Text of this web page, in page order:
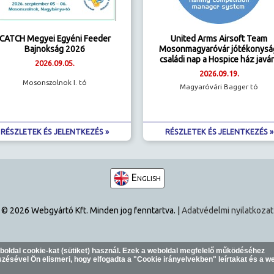
cookie-kat (sütiket) használ. Ezek a weboldal megfelelő működéséhez
Ön elismeri, hogy elfogadta a "Cookie irányelvekben" leírtakat és a
Megyei Egyéni Feeder
Bajnokság 2026
2026.09.05.
Mosonszolnok I. tó
RÉSZLETEK ÉS JELENTKEZÉS »
United Arms Airsoft Team
Mosonmagyaróvár
családi nap a Hospice ház
2026.09.19.
Magyaróvári Bagger tó
RÉSZLETEK ÉS JELENTKEZÉS »
English
© 2026 Webgyártó Kft. Minden jog fenntartva. | Adatvédelmi nyilatkozat